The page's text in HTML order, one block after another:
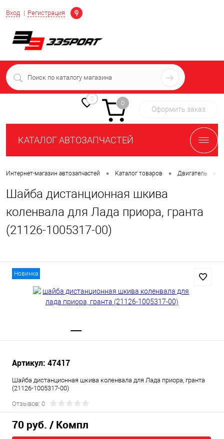
Вход Регистрация
Определение
+7 (939) 716-10-06
пн-пт 7:00-16:00 МСК
0
0
Оформить заказ
КАТАЛОГ АВТОЗАПЧАСТЕЙ
Интернет-магазин автозапчастей • Каталог товаров • Двигатель
Шайба дистанционная шкива
коленвала для Лада приора, гранта
(21126-1005317-00)
Новинка
Артикул: 47417
Шайба дистанционная шкива коленвала для Лада приора, гранта
(21126-1005317-00)
Отзывов: 0
70 руб. / Компл